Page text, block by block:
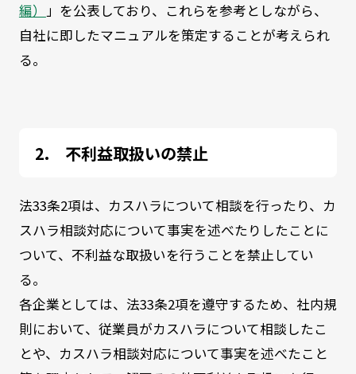
編） 」を公表しており、これらを参考としながら、
自社に即したマニュアルを策定することが考えられ
る。
不利益取扱いの禁止
法33条2項は、カスハラについて相談を行ったり、カ
スハラ相談対応について事実を述べたりしたことに
ついて、不利益な取扱いを行うことを禁止してい
る。
各企業としては、法33条2項を遵守するため、社内規
則において、従業員がカスハラについて相談したこ
とや、カスハラ相談対応について事実を述べたこと